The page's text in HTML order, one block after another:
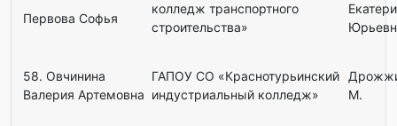
Первова Софья
колледж транспортного
строительства»
58. Овчинина
Валерия Артемовна
ГАПОУ СО «Краснотурьинский
индустриальный колледж»
М.